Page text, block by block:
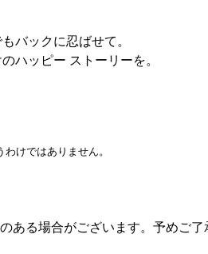
バックに忍ばせて。
ハッピー ストーリーを。
けではありません。
ある場合がございます。予めご了